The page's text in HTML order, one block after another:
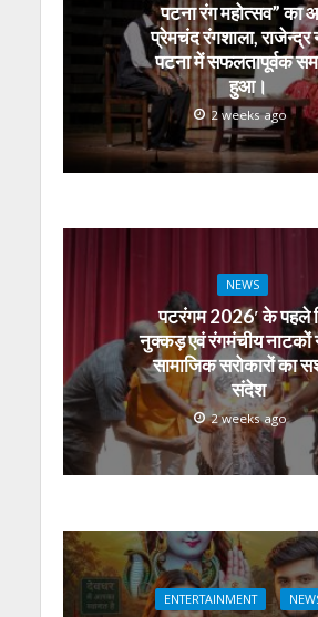
पटना रंग महोत्सव” का
प्रेमचंद रंगशाला, राजेन्द्र
पटना में सफलतापूर्वक
हुआ।
2 weeks ago
NEWS
पटरंगम 2026′ के पहले
नुक्कड़ एवं रंगमंचीय नाटकों
सामाजिक सरोकारों का
संदेश
2 weeks ago
ENTERTAINMENT